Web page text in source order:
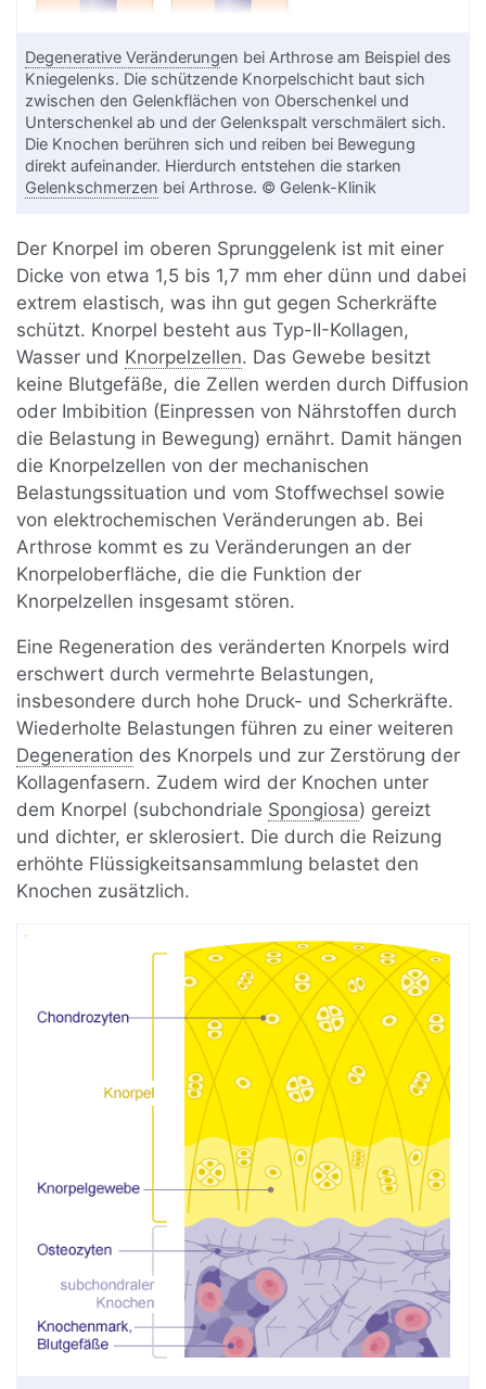
Degenerative Veränderungen bei Arthrose am Beispiel des
Kniegelenks. Die schützende Knorpelschicht baut sich
zwischen den Gelenkflächen von Oberschenkel und
Unterschenkel ab und der Gelenkspalt verschmälert sich.
Die Knochen berühren sich und reiben bei Bewegung
direkt aufeinander. Hierdurch entstehen die starken
Gelenkschmerzen bei Arthrose. © Gelenk-Klinik
Der Knorpel im oberen Sprunggelenk ist mit einer
Dicke von etwa 1,5 bis 1,7 mm eher dünn und dabei
extrem elastisch, was ihn gut gegen Scherkräfte
schützt. Knorpel besteht aus Typ-II-Kollagen,
Wasser und Knorpelzellen. Das Gewebe besitzt
keine Blutgefäße, die Zellen werden durch Diffusion
oder Imbibition (Einpressen von Nährstoffen durch
die Belastung in Bewegung) ernährt. Damit hängen
die Knorpelzellen von der mechanischen
Belastungssituation und vom Stoffwechsel sowie
von elektrochemischen Veränderungen ab. Bei
Arthrose kommt es zu Veränderungen an der
Knorpeloberfläche, die die Funktion der
Knorpelzellen insgesamt stören.
Eine Regeneration des veränderten Knorpels wird
erschwert durch vermehrte Belastungen,
insbesondere durch hohe Druck- und Scherkräfte.
Wiederholte Belastungen führen zu einer weiteren
Degeneration des Knorpels und zur Zerstörung der
Kollagenfasern. Zudem wird der Knochen unter
dem Knorpel (subchondriale Spongiosa) gereizt
und dichter, er sklerosiert. Die durch die Reizung
erhöhte Flüssigkeitsansammlung belastet den
Knochen zusätzlich.